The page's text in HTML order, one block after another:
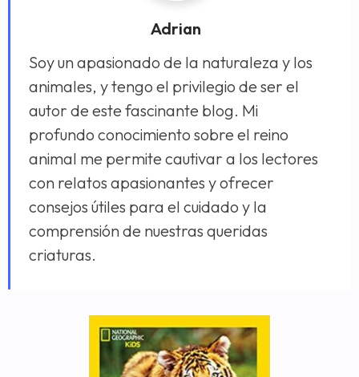
Adrian
Soy un apasionado de la naturaleza y los
animales, y tengo el privilegio de ser el
autor de este fascinante blog. Mi
profundo conocimiento sobre el reino
animal me permite cautivar a los lectores
con relatos apasionantes y ofrecer
consejos útiles para el cuidado y la
comprensión de nuestras queridas
criaturas.